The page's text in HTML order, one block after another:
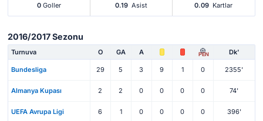
0Goller 0.19 Asist 0.09 Kartlar
2016/2017 Sezonu
Turnuva O GA A PEN Dk'
Bundesliga 29 5 3 9 1 0 2355'
Almanya Kupası 2 2 0 0 0 0 74'
UEFA Avrupa Ligi 6 1 0 0 0 0 396'